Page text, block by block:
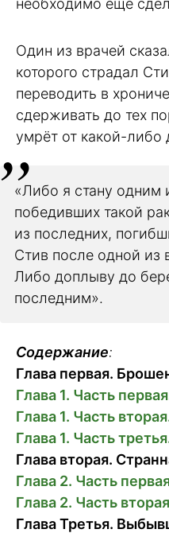
необходимо ещё
Один из врачей
которого страдал
переводить в
сдерживать до тех
умрёт от какой-либо
«Либо я стану одним
победивших такой
из последних,
Стив после одной из
Либо доплыву до
последним».
Содержание:
Глава первая.
Глава 1. Часть
Глава 1. Часть
Глава 1. Часть
Глава вторая.
Глава 2. Часть
Глава 2. Часть
Глава Третья.